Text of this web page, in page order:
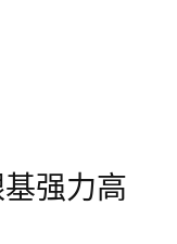
强力高